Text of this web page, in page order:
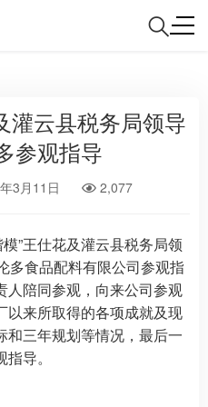
灌云县税务局领导
参观指导
3月11日 2,077
”王仕花及灌云县税务局领
多食品配料有限公司参观指
人陪同参观，向来公司参观
以来所取得的各项成就及现
和三年规划等情况，最后一
导。